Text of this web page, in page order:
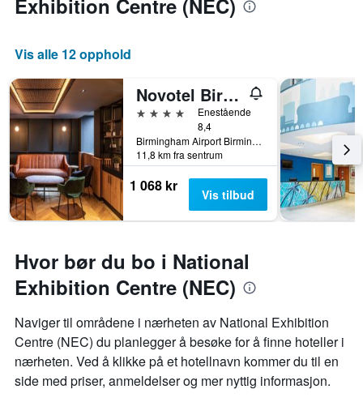
Exhibition Centre (NEC)
Vis alle 12 opphold
Novotel Birmingham Airport
4 stjerner
Enestående
8,4
Birmingham Airport Birmingham, West Midlands B26 3, Birmingham, Storbritannia
11,8 km fra sentrum
1 068 kr Vis tilbud
Hvor bør du bo i National
Exhibition Centre (NEC)
Naviger til områdene i nærheten av National Exhibition
Centre (NEC) du planlegger å besøke for å finne hoteller i
nærheten. Ved å klikke på et hotellnavn kommer du til en
side med priser, anmeldelser og mer nyttig informasjon.